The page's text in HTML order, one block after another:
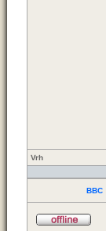
Vrh
BBC